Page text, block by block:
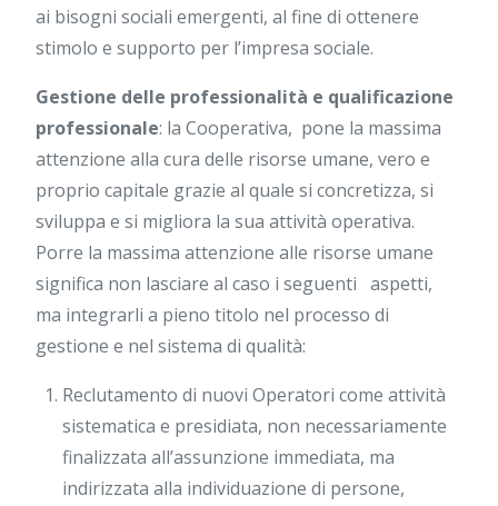
ai bisogni sociali emergenti, al fine di ottenere
stimolo e supporto per l’impresa sociale.
Gestione delle professionalità e qualificazione
professionale: la Cooperativa, pone la massima
attenzione alla cura delle risorse umane, vero e
proprio capitale grazie al quale si concretizza, si
sviluppa e si migliora la sua attività operativa.
Porre la massima attenzione alle risorse umane
significa non lasciare al caso i seguenti aspetti,
ma integrarli a pieno titolo nel processo di
gestione e nel sistema di qualità:
Reclutamento di nuovi Operatori come attività
sistematica e presidiata, non necessariamente
finalizzata all’assunzione immediata, ma
indirizzata alla individuazione di persone,